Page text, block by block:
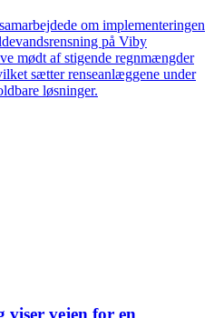
om implementeringen
på Viby
mødt af stigende regnmængder
sætter renseanlæggene under
løsninger.